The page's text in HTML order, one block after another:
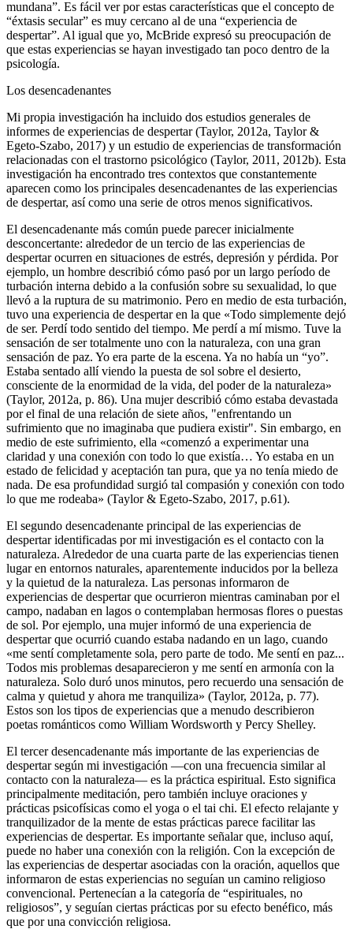
mundana”. Es fácil ver por estas características que el concepto de
“éxtasis secular” es muy cercano al de una “experiencia de
despertar”. Al igual que yo, McBride expresó su preocupación de
que estas experiencias se hayan investigado tan poco dentro de la
psicología.
Los desencadenantes
Mi propia investigación ha incluido dos estudios generales de
informes de experiencias de despertar (Taylor, 2012a, Taylor &
Egeto-Szabo, 2017) y un estudio de experiencias de transformación
relacionadas con el trastorno psicológico (Taylor, 2011, 2012b). Esta
investigación ha encontrado tres contextos que constantemente
aparecen como los principales desencadenantes de las experiencias
de despertar, así como una serie de otros menos significativos.
El desencadenante más común puede parecer inicialmente
desconcertante: alrededor de un tercio de las experiencias de
despertar ocurren en situaciones de estrés, depresión y pérdida. Por
ejemplo, un hombre describió cómo pasó por un largo período de
turbación interna debido a la confusión sobre su sexualidad, lo que
llevó a la ruptura de su matrimonio. Pero en medio de esta turbación,
tuvo una experiencia de despertar en la que «Todo simplemente dejó
de ser. Perdí todo sentido del tiempo. Me perdí a mí mismo. Tuve la
sensación de ser totalmente uno con la naturaleza, con una gran
sensación de paz. Yo era parte de la escena. Ya no había un “yo”.
Estaba sentado allí viendo la puesta de sol sobre el desierto,
consciente de la enormidad de la vida, del poder de la naturaleza»
(Taylor, 2012a, p. 86). Una mujer describió cómo estaba devastada
por el final de una relación de siete años, "enfrentando un
sufrimiento que no imaginaba que pudiera existir". Sin embargo, en
medio de este sufrimiento, ella «comenzó a experimentar una
claridad y una conexión con todo lo que existía… Yo estaba en un
estado de felicidad y aceptación tan pura, que ya no tenía miedo de
nada. De esa profundidad surgió tal compasión y conexión con todo
lo que me rodeaba» (Taylor & Egeto-Szabo, 2017, p.61).
El segundo desencadenante principal de las experiencias de
despertar identificadas por mi investigación es el contacto con la
naturaleza. Alrededor de una cuarta parte de las experiencias tienen
lugar en entornos naturales, aparentemente inducidos por la belleza
y la quietud de la naturaleza. Las personas informaron de
experiencias de despertar que ocurrieron mientras caminaban por el
campo, nadaban en lagos o contemplaban hermosas flores o puestas
de sol. Por ejemplo, una mujer informó de una experiencia de
despertar que ocurrió cuando estaba nadando en un lago, cuando
«me sentí completamente sola, pero parte de todo. Me sentí en paz...
Todos mis problemas desaparecieron y me sentí en armonía con la
naturaleza. Solo duró unos minutos, pero recuerdo una sensación de
calma y quietud y ahora me tranquiliza» (Taylor, 2012a, p. 77).
Estos son los tipos de experiencias que a menudo describieron
poetas románticos como William Wordsworth y Percy Shelley.
El tercer desencadenante más importante de las experiencias de
despertar según mi investigación ―con una frecuencia similar al
contacto con la naturaleza― es la práctica espiritual. Esto significa
principalmente meditación, pero también incluye oraciones y
prácticas psicofísicas como el yoga o el tai chi. El efecto relajante y
tranquilizador de la mente de estas prácticas parece facilitar las
experiencias de despertar. Es importante señalar que, incluso aquí,
puede no haber una conexión con la religión. Con la excepción de
las experiencias de despertar asociadas con la oración, aquellos que
informaron de estas experiencias no seguían un camino religioso
convencional. Pertenecían a la categoría de “espirituales, no
religiosos”, y seguían ciertas prácticas por su efecto benéfico, más
que por una convicción religiosa.